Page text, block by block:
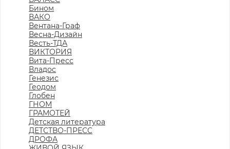
Бином
ВАКО
Вентана-Граф
Весна-Дизайн
Весть-ТДА
ВИКТОРИЯ
Вита-Пресс
Владос
Генезис
Геодом
Глобен
ГНОМ
ГРАМОТЕЙ
Детская литература
ДЕТСТВО-ПРЕСС
ДРОФА